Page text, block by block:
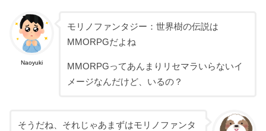
Naoyuki
モリノファンタジー：世界樹の伝説は
MMORPGだよね
MMORPGってあんまりリセマラいらないイ
メージなんだけど、いるの？
そうだね、それじゃあまずはモリノファンタ